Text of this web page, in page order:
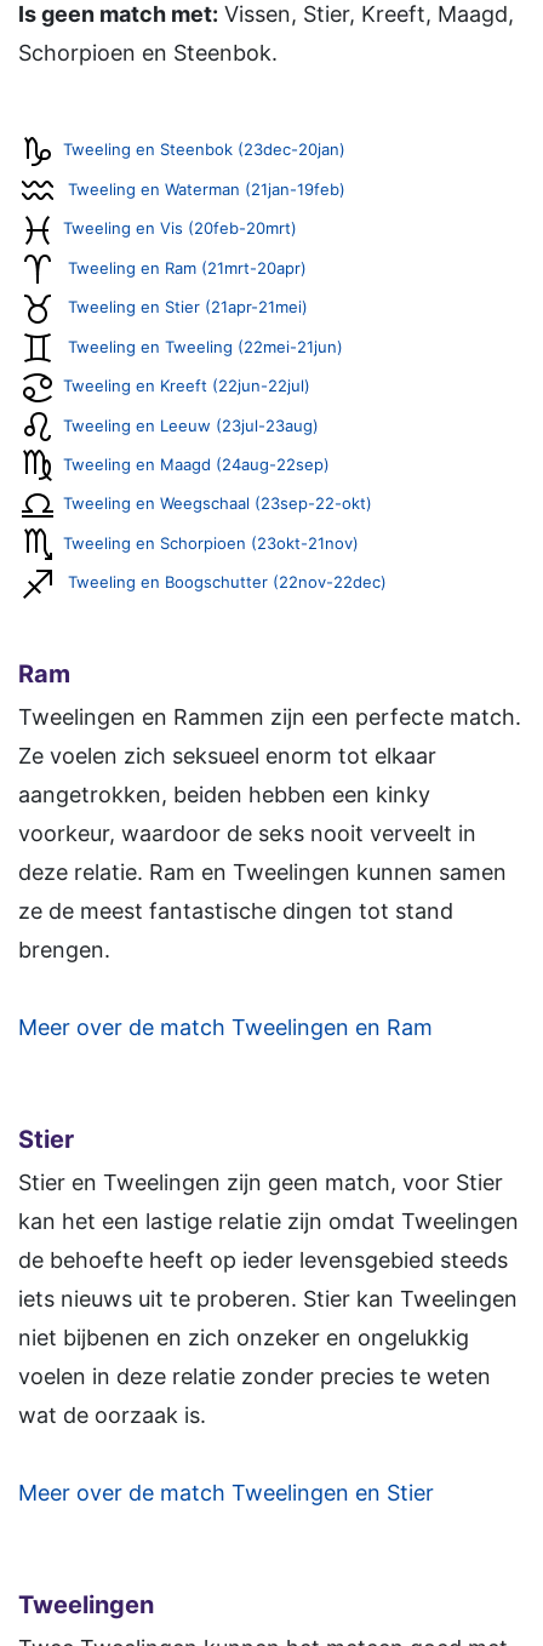
Is geen match met: Vissen, Stier, Kreeft, Maagd,
Schorpioen en Steenbok.
Tweeling en Steenbok (23dec-20jan)
Tweeling en Waterman (21jan-19feb)
Tweeling en Vis (20feb-20mrt)
Tweeling en Ram (21mrt-20apr)
Tweeling en Stier (21apr-21mei)
Tweeling en Tweeling (22mei-21jun)
Tweeling en Kreeft (22jun-22jul)
Tweeling en Leeuw (23jul-23aug)
Tweeling en Maagd (24aug-22sep)
Tweeling en Weegschaal (23sep-22-okt)
Tweeling en Schorpioen (23okt-21nov)
Tweeling en Boogschutter (22nov-22dec)
Ram
Tweelingen en Rammen zijn een perfecte match.
Ze voelen zich seksueel enorm tot elkaar
aangetrokken, beiden hebben een kinky
voorkeur, waardoor de seks nooit verveelt in
deze relatie. Ram en Tweelingen kunnen samen
ze de meest fantastische dingen tot stand
brengen.
Meer over de match Tweelingen en Ram
Stier
Stier en Tweelingen zijn geen match, voor Stier
kan het een lastige relatie zijn omdat Tweelingen
de behoefte heeft op ieder levensgebied steeds
iets nieuws uit te proberen. Stier kan Tweelingen
niet bijbenen en zich onzeker en ongelukkig
voelen in deze relatie zonder precies te weten
wat de oorzaak is.
Meer over de match Tweelingen en Stier
Tweelingen